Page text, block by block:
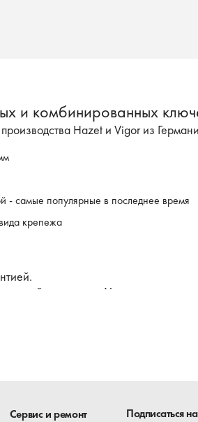
и комбинированных
Hazet и Vigor из
- самые популярные в последнее время
крепежа
по городам Украины.
Сервис и ремонт Подписаться